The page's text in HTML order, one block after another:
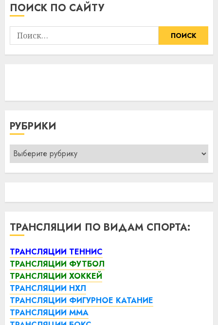
ПОИСК ПО САЙТУ
Найти:
РУБРИКИ
Рубрики
ТРАНСЛЯЦИИ ПО ВИДАМ СПОРТА:
ТРАНСЛЯЦИИ ТЕННИС
ТРАНСЛЯЦИИ ФУТБОЛ
ТРАНСЛЯЦИИ ХОККЕЙ
ТРАНСЛЯЦИИ НХЛ
ТРАНСЛЯЦИИ ФИГУРНОЕ КАТАНИЕ
ТРАНСЛЯЦИИ ММА